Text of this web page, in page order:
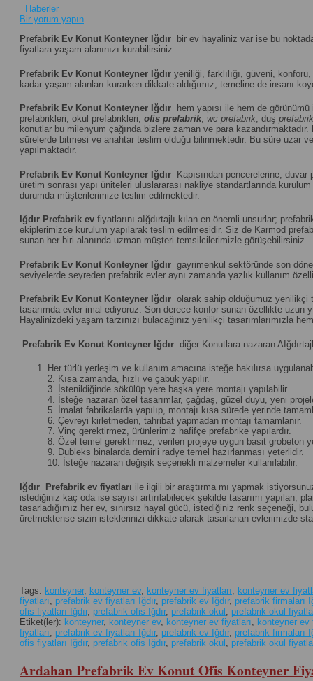
Haberler
Bir yorum yapın
Prefabrik Ev Konut Konteyner Iğdır bir ev hayaliniz var ise bu
fiyatlara yaşam alanınızı kurabilirsiniz.
Prefabrik Ev Konut Konteyner Iğdır yeniliği, farklılığı, güveni,
kadar yaşam alanları kurarken dikkate aldığımız, temeline de insanı
Prefabrik Ev Konut Konteyner Iğdır hem yapısı ile hem de
prefabrikleri, okul prefabrikleri, ofis prefabrik, wc prefabrik, duş prefabrik
konutlar bu milenyum çağında bizlere zaman ve para kazandırmaktadır.
sürelerde bitmesi ve anahtar teslim olduğu bilinmektedir. Bu süre uzar
yapılmaktadır.
Prefabrik Ev Konut Konteyner Iğdır Kapısından pencerelerine,
üretim sonrası yapı üniteleri uluslararası nakliye standartlarında
durumda müşterilerimize teslim edilmektedir.
Iğdır Prefabrik ev fiyatlarını aIğdırtajlı kılan en önemli unsurlar;
ekiplerimizce kurulum yapılarak teslim edilmesidir. Siz de Karmod
sunan her biri alanında uzman müşteri temsilcilerimizle görüşebilirsiniz.
Prefabrik Ev Konut Konteyner Iğdır gayrimenkul sektöründe son
seviyelerde seyreden prefabrik evler aynı zamanda yazlık kullanım
Prefabrik Ev Konut Konteyner Iğdır olarak sahip olduğumuz yenilikçi
tasarımda evler imal ediyoruz. Son derece konfor sunan özellikte uzun
Hayalinizdeki yaşam tarzınızı bulacağınız yenilikçi tasarımlarımızla
Prefabrik Ev Konut Konteyner Iğdır diğer Konutlara nazaran
Her türlü yerleşim ve kullanım amacına isteğe bakılırsa
2. Kısa zamanda, hızlı ve çabuk yapılır.
3. İstenildiğinde sökülüp yere başka yere montajı yapılabilir.
4. İsteğe nazaran özel tasarımlar, çağdaş, güzel duyu, yeni
5. İmalat fabrikalarda yapılıp, montajı kısa sürede yerinde
6. Çevreyi kirletmeden, tahribat yapmadan montajı tamamlanır.
7. Vinç gerektirmez, ürünlerimiz hafifçe prefabrike yapılardır.
8. Özel temel gerektirmez, verilen projeye uygun basit grobeton
9. Dubleks binalarda demirli radye temel hazırlanması yeterlidir.
10. İsteğe nazaran değişik seçenekli malzemeler kullanılabilir.
Iğdır Prefabrik ev fiyatları ile ilgili bir araştırma mı yapmak
istediğiniz kaç oda ise sayısı artırılabilecek şekilde tasarımı
tasarladığımız her ev, sınırsız hayal gücü, istediğiniz renk seçeneği,
üretmektense sizin isteklerinizi dikkate alarak tasarlanan evlerimizde
Tags: konteyner, konteyner ev, konteyner ev fiyatları, konteyner ev
fiyatları, prefabrik ev fiyatları Iğdır, prefabrik ev Iğdır, prefabrik firmaları
ofis fiyatları Iğdır, prefabrik ofis Iğdır, prefabrik okul , prefabrik okul
Etiket(ler): konteyner, konteyner ev, konteyner ev fiyatları, konteyner ev
fiyatları, prefabrik ev fiyatları Iğdır, prefabrik ev Iğdır, prefabrik firmaları
ofis fiyatları Iğdır, prefabrik ofis Iğdır, prefabrik okul , prefabrik okul
Ardahan Prefabrik Ev Konut Ofis Konteyner